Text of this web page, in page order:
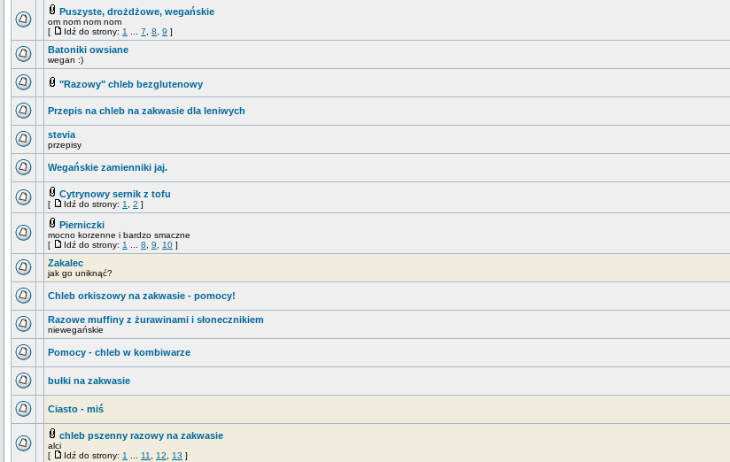
Puszyste, drożdżowe, wegańskie
om nom nom nom
[
Idź do strony: 1 7 8 9 ]
Batoniki owsiane
wegan :)
"Razowy" chleb bezglutenowy
Przepis na chleb na zakwasie dla leniwych
stevia
przepisy
Wegańskie zamienniki jaj.
Cytrynowy sernik z tofu
[ Idź do strony: 1 2 ]
Pierniczki
mocno korzenne i bardzo smaczne
[
Idź do strony: 1 8 9 10 ]
Zakalec
jak go uniknąć?
Chleb orkiszowy na zakwasie - pomocy!
Razowe muffiny z żurawinami i słonecznikiem
niewegańskie
Pomocy - chleb w kombiwarze
bułki na zakwasie
Ciasto - miś
chleb pszenny razowy na zakwasie
alci
[
Idź do strony: 1 11 12 13 ]